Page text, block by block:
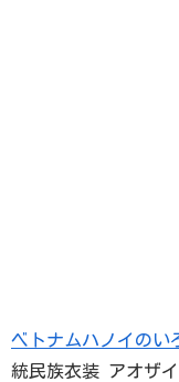
ベトナムハノイのい
統民族衣装 アオザイ